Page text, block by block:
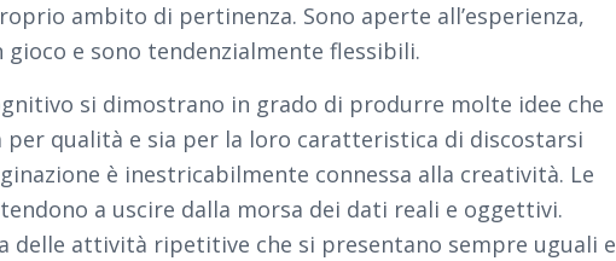
ambito di pertinenza. Sono aperte all’esperienza,
e sono tendenzialmente flessibili.
si dimostrano in grado di produrre molte idee che
per qualità e sia per la loro caratteristica di discostarsi
è inestricabilmente connessa alla creatività. Le
a uscire dalla morsa dei dati reali e oggettivi.
delle attività ripetitive che si presentano sempre uguali e